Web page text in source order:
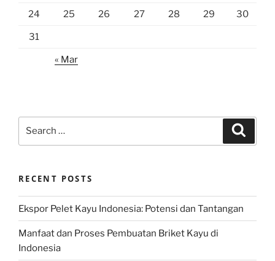
24 25 26 27 28 29 30
31
« Mar
RECENT POSTS
Ekspor Pelet Kayu Indonesia: Potensi dan Tantangan
Manfaat dan Proses Pembuatan Briket Kayu di
Indonesia